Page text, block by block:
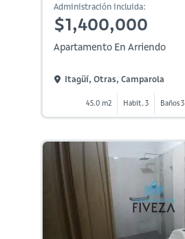
Administración incluida:
$1,400,000
Apartamento En Arriendo
Itagüí, Otras, Camparola
45.0 m2 Habit. 3 Baños 3